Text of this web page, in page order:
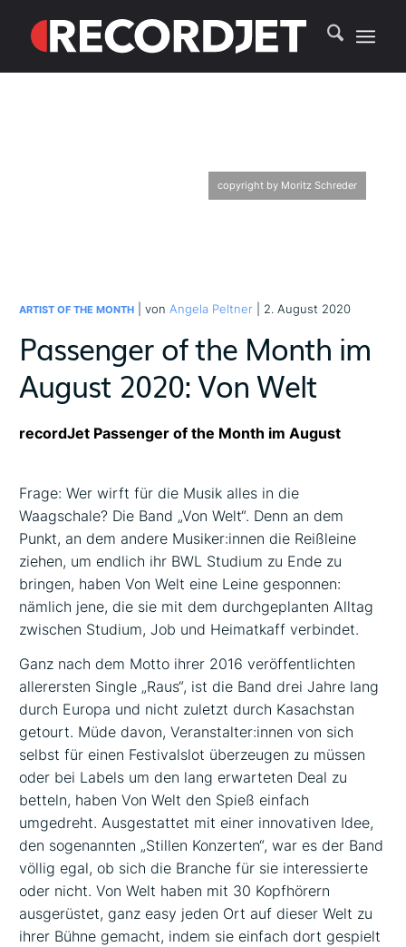
copyright by Moritz Schreder
ARTIST OF THE MONTH | von Angela Peltner | 2. August 2020
Passenger of the Month im
August 2020: Von Welt
recordJet Passenger of the Month im August
Frage: Wer wirft für die Musik alles in die
Waagschale? Die Band „Von Welt“. Denn an dem
Punkt, an dem andere Musiker:innen die Reißleine
ziehen, um endlich ihr BWL Studium zu Ende zu
bringen, haben Von Welt eine Leine gesponnen:
nämlich jene, die sie mit dem durchgeplanten Alltag
zwischen Studium, Job und Heimatkaff verbindet.
Ganz nach dem Motto ihrer 2016 veröffentlichten
allerersten Single „Raus“, ist die Band drei Jahre lang
durch Europa und nicht zuletzt durch Kasachstan
getourt. Müde davon, Veranstalter:innen von sich
selbst für einen Festivalslot überzeugen zu müssen
oder bei Labels um den lang erwarteten Deal zu
betteln, haben Von Welt den Spieß einfach
umgedreht. Ausgestattet mit einer innovativen Idee,
den sogenannten „Stillen Konzerten“, war es der Band
völlig egal, ob sich die Branche für sie interessierte
oder nicht. Von Welt haben mit 30 Kopfhörern
ausgerüstet, ganz easy jeden Ort auf dieser Welt zu
ihrer Bühne gemacht, indem sie einfach dort gespielt